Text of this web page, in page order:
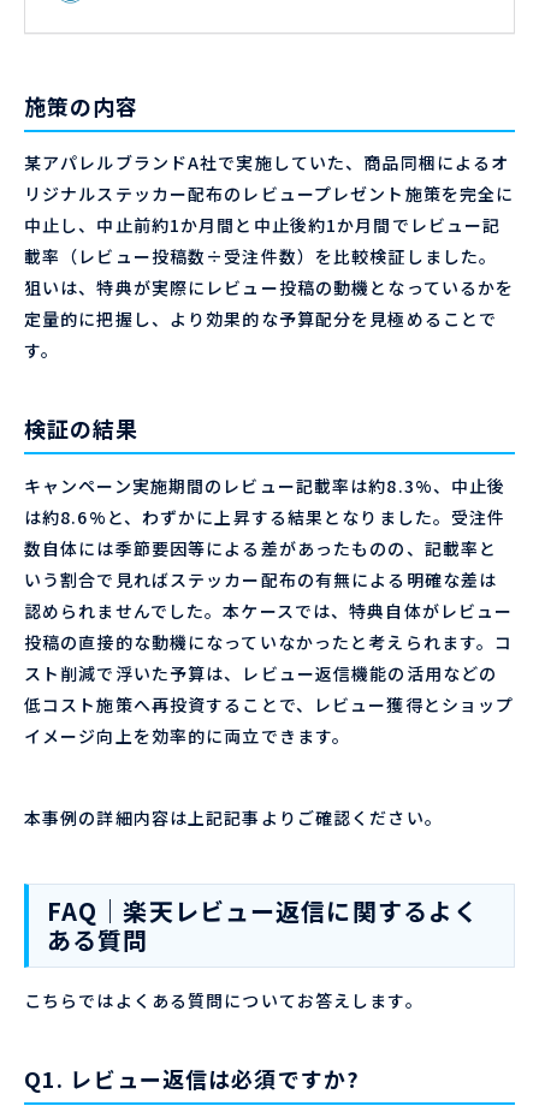
施策の内容
某アパレルブランドA社で実施していた、商品同梱によるオ
リジナルステッカー配布のレビュープレゼント施策を完全に
中止し、中止前約1か月間と中止後約1か月間でレビュー記
載率（レビュー投稿数÷受注件数）を比較検証しました。
狙いは、特典が実際にレビュー投稿の動機となっているかを
定量的に把握し、より効果的な予算配分を見極めることで
す。
検証の結果
キャンペーン実施期間のレビュー記載率は約8.3%、中止後
は約8.6%と、わずかに上昇する結果となりました。受注件
数自体には季節要因等による差があったものの、記載率と
いう割合で見ればステッカー配布の有無による明確な差は
認められませんでした。本ケースでは、特典自体がレビュー
投稿の直接的な動機になっていなかったと考えられます。コ
スト削減で浮いた予算は、レビュー返信機能の活用などの
低コスト施策へ再投資することで、レビュー獲得とショップ
イメージ向上を効率的に両立できます。
本事例の詳細内容は上記記事よりご確認ください。
FAQ｜楽天レビュー返信に関するよく
ある質問
こちらではよくある質問についてお答えします。
Q1. レビュー返信は必須ですか?